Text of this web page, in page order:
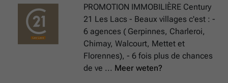
PROMOTION IMMOBILIÈRE Century
21 Les Lacs - Beaux villages c'est : -
6 agences ( Gerpinnes, Charleroi,
Chimay, Walcourt, Mettet et
Florennes), - 6 fois plus de chances
de ve ... Meer weten?